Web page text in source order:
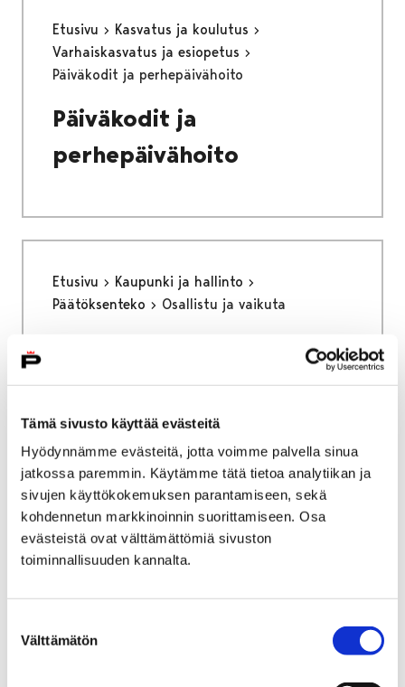
Tämä sivusto käyttää evästeitä
Hyödynnämme evästeitä, jotta voimme palvella sinua
jatkossa paremmin. Käytämme tätä tietoa analytiikan ja
sivujen käyttökokemuksen parantamiseen, sekä
kohdennetun markkinoinnin suorittamiseen. Osa
evästeistä ovat välttämättömiä sivuston
toiminnallisuuden kannalta.
valinta
Välttämätön
Etusivu
Kasvatus ja koulutus
Varhaiskasvatus ja esiopetus
Päiväkodit ja perhepäivähoito
Päiväkodit ja
perhepäivähoito
Etusivu
Kaupunki ja hallinto
Päätöksenteko
Osallistu ja vaikuta
Etusivu
Asuminen ja ympäristö
Liikenne ja veneily
Joukkoliikenne
Kelan koulumatkatuki
Kelan koulumatkatuki